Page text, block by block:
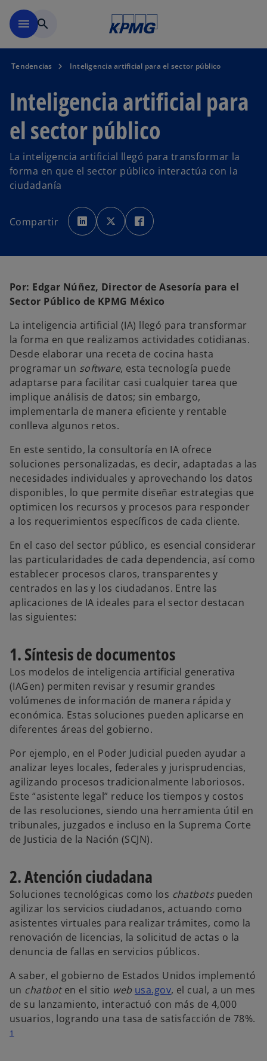
menu search
Tendencias Inteligencia artificial para el sector público
Inteligencia artificial para
el sector público
La inteligencia artificial llegó para transformar la
forma en que el sector público interactúa con la
ciudadanía
Compartir e
a
b
p
e
s
ñ
a
n
u
e
v
a
e
a
b
p
e
s
ñ
a
n
u
e
v
a
e
a
p
s
ñ
a
n
u
e
v
a
Por: Edgar Núñez, Director de Asesoría para el
Sector Público de KPMG México
La inteligencia artificial (IA) llegó para transformar
la forma en que realizamos actividades cotidianas.
Desde elaborar una receta de cocina hasta
programar un software, esta tecnología puede
adaptarse para facilitar casi cualquier tarea que
implique análisis de datos; sin embargo,
implementarla de manera eficiente y rentable
conlleva algunos retos.
En este sentido, la consultoría en IA ofrece
soluciones personalizadas, es decir, adaptadas a las
necesidades individuales y aprovechando los datos
disponibles, lo que permite diseñar estrategias que
optimicen los recursos y procesos para responder
a los requerimientos específicos de cada cliente.
En el caso del sector público, es esencial considerar
las particularidades de cada dependencia, así como
establecer procesos claros, transparentes y
centrados en las y los ciudadanos. Entre las
aplicaciones de IA ideales para el sector destacan
las siguientes:
1. Síntesis de documentos
Los modelos de inteligencia artificial generativa
(IAGen) permiten revisar y resumir grandes
volúmenes de información de manera rápida y
económica. Estas soluciones pueden aplicarse en
diferentes áreas del gobierno.
Por ejemplo, en el Poder Judicial pueden ayudar a
analizar leyes locales, federales y jurisprudencias,
agilizando procesos tradicionalmente laboriosos.
Este “asistente legal” reduce los tiempos y costos
de las resoluciones, siendo una herramienta útil en
tribunales, juzgados e incluso en la Suprema Corte
de Justicia de la Nación (SCJN).
2. Atención ciudadana
Soluciones tecnológicas como los chatbotspueden
agilizar los servicios ciudadanos, actuando como
asistentes virtuales para realizar trámites, como la
renovación de licencias, la solicitud de actas o la
denuncia de fallas en servicios públicos.
A saber, el gobierno de Estados Unidos implementó
un chatboten el sitio web usa.gov, el cual, a un mes
de su lanzamiento, interactuó con más de 4,000
usuarios, logrando una tasa de satisfacción de 78%.
1